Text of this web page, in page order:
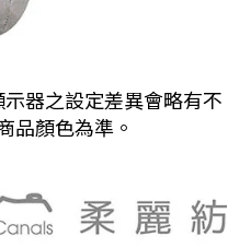
器之設定差異會略有不
品顏色為準。